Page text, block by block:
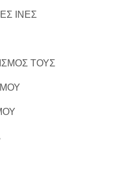
ΙΝΕΣ
ΤΟΥΣ